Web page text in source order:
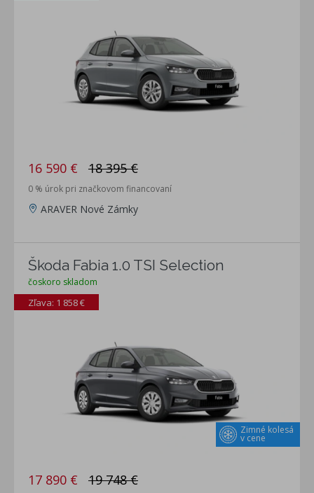
16 590 € 18 395 €
0 % úrok pri značkovom financovaní
ARAVER Nové Zámky
Škoda Fabia 1.0 TSI Selection
čoskoro skladom
Zimné kolesá
v cene
Zľava: 1 858 €
17 890 € 19 748 €